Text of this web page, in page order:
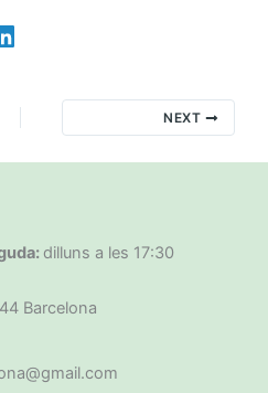
NEXT
dilluns a les 17:30
Barcelona